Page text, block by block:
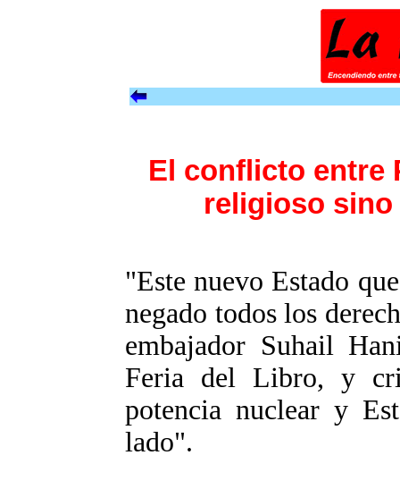
El conflicto entre
religioso
"Este nuevo Estado
negado todos los
embajador Suhail
Feria del Libro, y
potencia nuclear y
lado".